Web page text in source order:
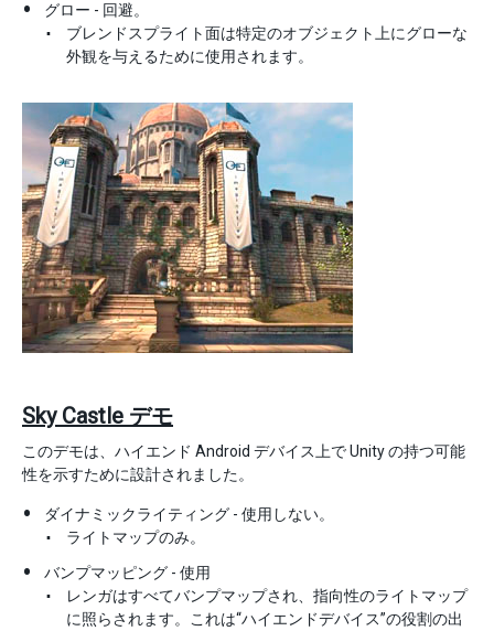
グロー - 回避。
ブレンドスプライト面は特定のオブジェクト上にグローな
外観を与えるために使用されます。
Sky Castle デモ
このデモは、ハイエンド Android デバイス上で Unity の持つ可能
性を示すために設計されました。
ダイナミックライティング - 使用しない。
ライトマップのみ。
バンプマッピング - 使用
レンガはすべてバンプマップされ、指向性のライトマップ
に照らされます。これは“ハイエンドデバイス”の役割の出